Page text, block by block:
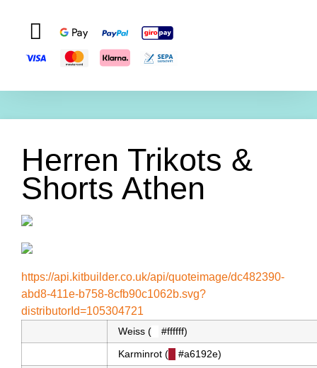
Herren Trikots &
Shorts Athen
https://api.kitbuilder.co.uk/api/quoteimage/dc482390-
abd8-411e-b758-8cfb90c1062b.svg?
distributorId=105304721
Weiss (
#ffffff)
Karminrot (
#a6192e)